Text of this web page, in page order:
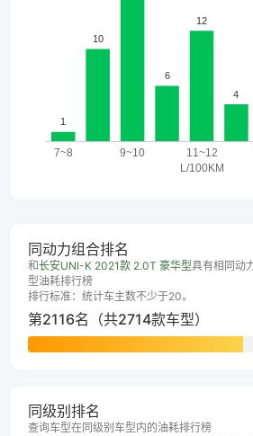
同动力组合排名
和长安UNI-K 2021款 2.0T 豪华型具有相同动
型油耗排行榜
排行标准：统计车主数不少于20。
第2116名（共2714款车型）
同级别排名
查询车型在同级别车型内的油耗排行榜